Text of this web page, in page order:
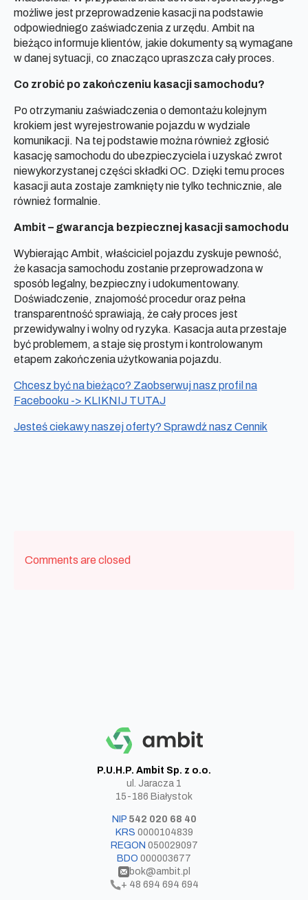
możliwe jest przeprowadzenie kasacji na podstawie
odpowiedniego zaświadczenia z urzędu. Ambit na
bieżąco informuje klientów, jakie dokumenty są wymagane
w danej sytuacji, co znacząco upraszcza cały proces.
Co zrobić po zakończeniu kasacji samochodu?
Po otrzymaniu zaświadczenia o demontażu kolejnym
krokiem jest wyrejestrowanie pojazdu w wydziale
komunikacji. Na tej podstawie można również zgłosić
kasację samochodu do ubezpieczyciela i uzyskać zwrot
niewykorzystanej części składki OC. Dzięki temu proces
kasacji auta zostaje zamknięty nie tylko technicznie, ale
również formalnie.
Ambit – gwarancja bezpiecznej kasacji samochodu
Wybierając Ambit, właściciel pojazdu zyskuje pewność,
że kasacja samochodu zostanie przeprowadzona w
sposób legalny, bezpieczny i udokumentowany.
Doświadczenie, znajomość procedur oraz pełna
transparentność sprawiają, że cały proces jest
przewidywalny i wolny od ryzyka. Kasacja auta przestaje
być problemem, a staje się prostym i kontrolowanym
etapem zakończenia użytkowania pojazdu.
Chcesz być na bieżąco? Zaobserwuj nasz profil na
Facebooku -> KLIKNIJ TUTAJ
Jesteś ciekawy naszej oferty? Sprawdź nasz Cennik
Comments are closed
P.U.H.P. Ambit Sp. z o.o.
ul. Jaracza 1
15-186 Białystok
NIP 542 020 68 40
KRS 0000104839
REGON 050029097
BDO 000003677​
bok@ambit.pl
+ 48 694 694 694